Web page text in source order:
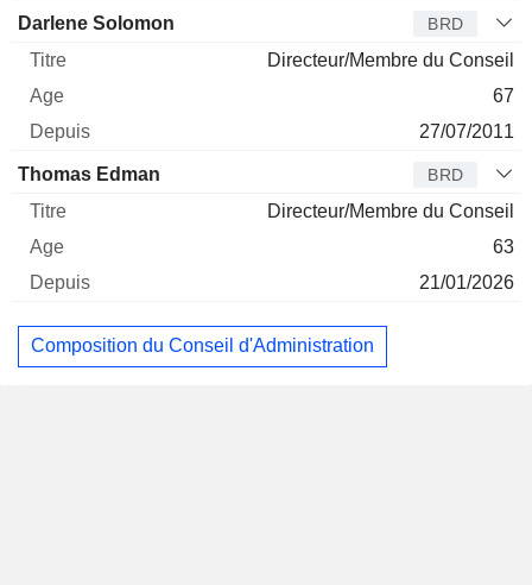
Darlene Solomon BRD
Directeur/Membre du Conseil
67
27/07/2011
Thomas Edman BRD
Directeur/Membre du Conseil
63
21/01/2026
Composition du Conseil d'Administration